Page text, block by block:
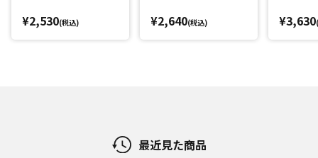
¥2,530(税込) ¥2,640(税込) ¥3,630
最近見た商品